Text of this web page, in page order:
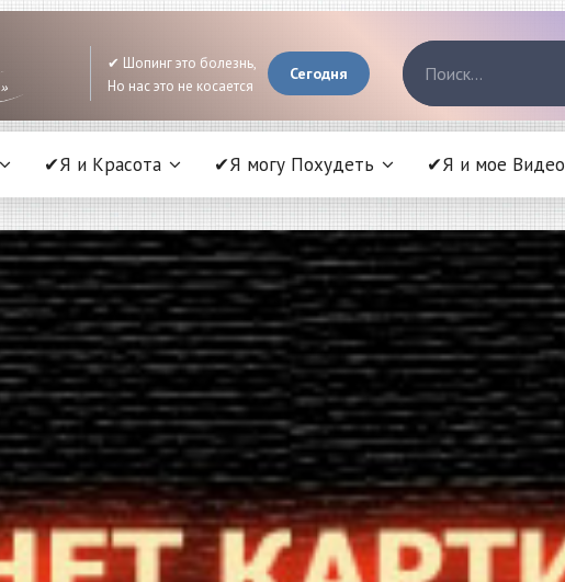
✔ Шопинг это болезнь,
Но нас это не косается
Сегодня
✔Я и Красота ✔Я могу Похудеть ✔Я и мое Видео